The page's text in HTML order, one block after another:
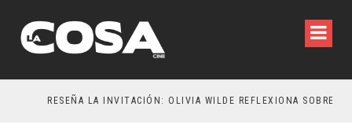
RESEÑA LA INVITACIÓN: OLIVIA WILDE REFLEXIONA SOBRE LA VIDA CONYUGAL